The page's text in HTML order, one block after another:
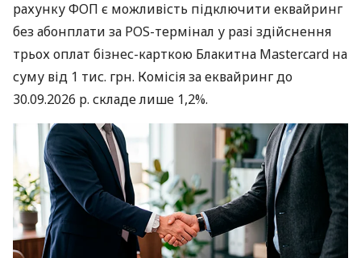
рахунку ФОП є можливість підключити еквайринг
без абонплати за POS-термінал у разі здійснення
трьох оплат бізнес-карткою Блакитна Mastercard на
суму від 1 тис. грн. Комісія за еквайринг до
30.09.2026 р. складе лише 1,2%.